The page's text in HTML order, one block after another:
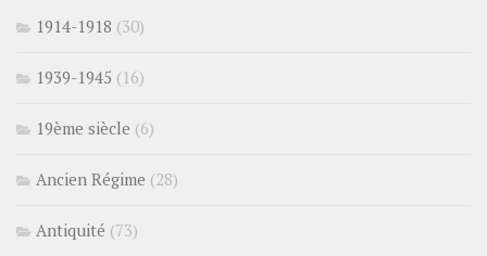
1914-1918 (30)
1939-1945 (16)
19ème siècle (6)
Ancien Régime (28)
Antiquité (73)